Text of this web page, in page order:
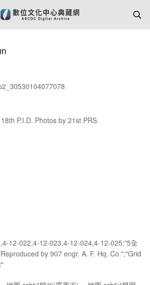
P.I.D. Photos by 21st PRS.
12-022,4-12-023,4-12-024,4-12-025;"5全
by 907 engr. A. F. Hq. Co.";"Grid